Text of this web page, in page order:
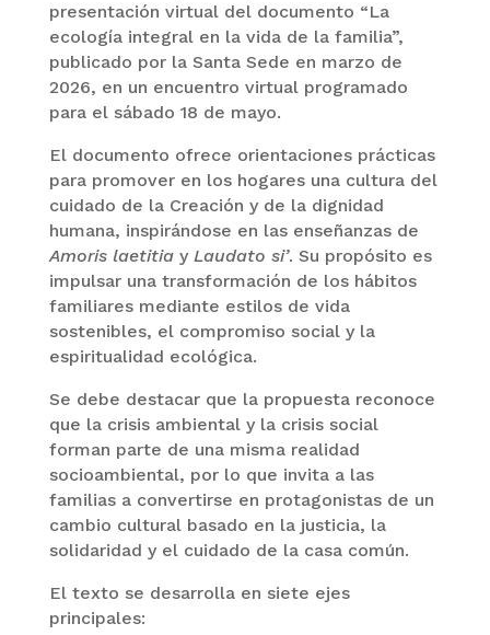
presentación virtual del documento “La
ecología integral en la vida de la familia”,
publicado por la Santa Sede en marzo de
2026, en un encuentro virtual programado
para el sábado 18 de mayo.
El documento ofrece orientaciones prácticas
para promover en los hogares una cultura del
cuidado de la Creación y de la dignidad
humana, inspirándose en las enseñanzas de
Amoris laetitiay Laudato si’. Su propósito es
impulsar una transformación de los hábitos
familiares mediante estilos de vida
sostenibles, el compromiso social y la
espiritualidad ecológica.
Se debe destacar que la propuesta reconoce
que la crisis ambiental y la crisis social
forman parte de una misma realidad
socioambiental, por lo que invita a las
familias a convertirse en protagonistas de un
cambio cultural basado en la justicia, la
solidaridad y el cuidado de la casa común.
El texto se desarrolla en siete ejes
principales: